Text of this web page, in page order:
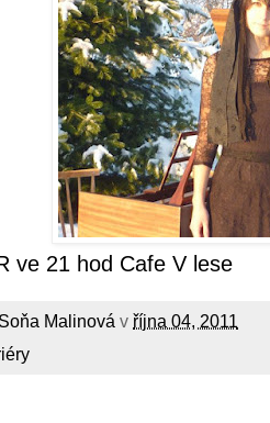
ve 21 hod Cafe V lese
Soňa Malinová v října 04, 2011